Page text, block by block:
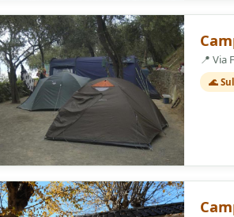
3
📍 Via
🌊
3